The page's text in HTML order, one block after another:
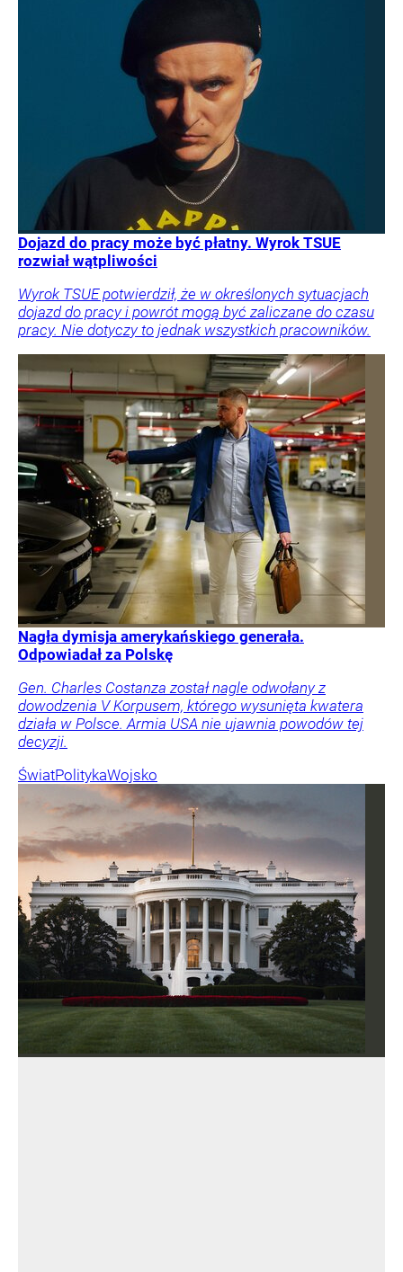
Dojazd do pracy może być płatny. Wyrok TSUE
rozwiał wątpliwości
Wyrok TSUE potwierdził, że w określonych sytuacjach
dojazd do pracy i powrót mogą być zaliczane do czasu
pracy. Nie dotyczy to jednak wszystkich pracowników.
Nagła dymisja amerykańskiego generała.
Odpowiadał za Polskę
Gen. Charles Costanza został nagle odwołany z
dowodzenia V Korpusem, którego wysunięta kwatera
działa w Polsce. Armia USA nie ujawnia powodów tej
decyzji.
ŚwiatPolitykaWojsko